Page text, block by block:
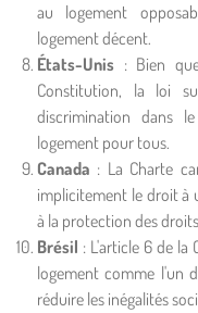
au logement
logement décent.
États-Unis : Bien
Constitution, la loi
discrimination dans
logement pour tous.
Canada : La Charte
implicitement le droit à
à la protection des
Brésil : L'article 6 de
logement comme l'un
réduire les inégalités